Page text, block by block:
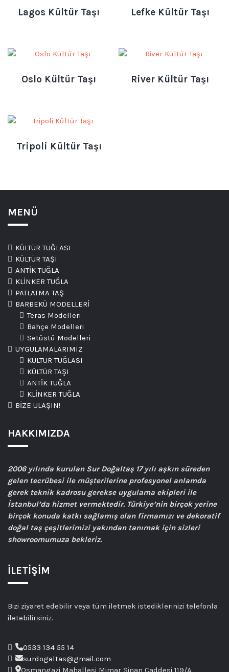
Lagos Kültür Taşı Lefke Kültür Taşı
Oslo Kültür Taşı River Kültür Taşı
Tripoli Kültür Taşı
MENÜ
KÜLTÜR TUĞLASI
KÜLTÜR TAŞI
ANTİK TUĞLA
KLİNKER TUĞLA
PATLATMA TAŞ
BARBEKÜ MODELLERİ
Teras Modelleri
Bahçe Modelleri
Setüstü Modelleri
UYGULAMALARIMIZ
KÜLTÜR TUĞLASI
KÜLTÜR TAŞI
ANTİK TUĞLA
KLİNKER TUĞLA
BİZE ULAŞIN!
HAKKIMIZDA
2006yılında kurulan Sur Doğaltaş 17 yılı aşkın süreden
gelen tecrübesi ile müşterilerine profesyonel anlamda
gerek teknik kadrosu gerekse uygulama ekipleri ile
İstanbul’da hizmet vermektedir. Türkiye’nin birçok yerine
birçok konuda katkı sağlamış olan firmamızı ve dekoratif
doğal taş çeşitlerimizi yakından tanımak için sizleri
showroomumuza bekleriz.
İLETİŞİM
Bizi ziyaret edebilir veya tüm iletmek istediklerinizi telefonla
iletebilirsiniz.
0533 134 55 14
surdogaltas@gmail.com
Osmangazi Mahallesi Mimar Sinan Caddesi 119/A